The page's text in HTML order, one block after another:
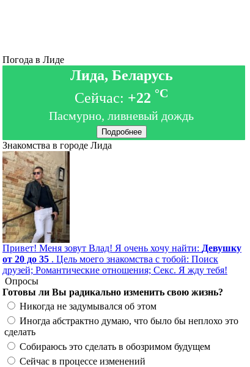
Погода в Лиде
Лида, Беларусь
Сейчас: +22 °C
Пасмурно, ливневый дождь
Подробнее
Знакомства в городе Лида
Привет! Меня зовут Влад! Я очень хочу найти: Девушку
от 20 до 35 . Цель моего знакомства с тобой: Поиск
друзей; Романтические отношения; Секс. Я жду тебя!
Опросы
Готовы ли Вы радикально изменить свою жизнь?
Никогда не задумывался об этом
Иногда абстрактно думаю, что было бы неплохо это
сделать
Собираюсь это сделать в обозримом будущем
Сейчас в процессе изменений